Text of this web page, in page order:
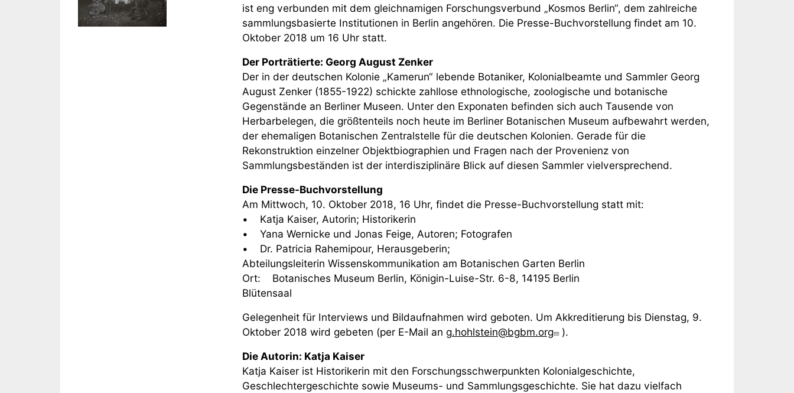
ist eng verbunden mit dem gleichnamigen Forschungsverbund „Kosmos Berlin“, dem zahlreiche
sammlungsbasierte Institutionen in Berlin angehören. Die Presse-Buchvorstellung findet am 10.
Oktober 2018 um 16 Uhr statt.
Der Porträtierte: Georg August Zenker
Der in der deutschen Kolonie „Kamerun“ lebende Botaniker, Kolonialbeamte und Sammler Georg
August Zenker (1855-1922) schickte zahllose ethnologische, zoologische und botanische
Gegenstände an Berliner Museen. Unter den Exponaten befinden sich auch Tausende von
Herbarbelegen, die größtenteils noch heute im Berliner Botanischen Museum aufbewahrt werden,
der ehemaligen Botanischen Zentralstelle für die deutschen Kolonien. Gerade für die
Rekonstruktion einzelner Objektbiographien und Fragen nach der Provenienz von
Sammlungsbeständen ist der interdisziplinäre Blick auf diesen Sammler vielversprechend.
Die Presse-Buchvorstellung
Am Mittwoch, 10. Oktober 2018, 16 Uhr, findet die Presse-Buchvorstellung statt mit:
• Katja Kaiser, Autorin; Historikerin
• Yana Wernicke und Jonas Feige, Autoren; Fotografen
• Dr. Patricia Rahemipour, Herausgeberin;
Abteilungsleiterin Wissenskommunikation am Botanischen Garten Berlin
Ort: Botanisches Museum Berlin, Königin-Luise-Str. 6-8, 14195 Berlin
Blütensaal
Gelegenheit für Interviews und Bildaufnahmen wird geboten. Um Akkreditierung bis Dienstag, 9.
Oktober 2018 wird gebeten (per E-Mail an g.hohlstein@bgbm.org
).
Die Autorin: Katja Kaiser
Katja Kaiser ist Historikerin mit den Forschungsschwerpunkten Kolonialgeschichte,
Geschlechtergeschichte sowie Museums- und Sammlungsgeschichte. Sie hat dazu vielfach